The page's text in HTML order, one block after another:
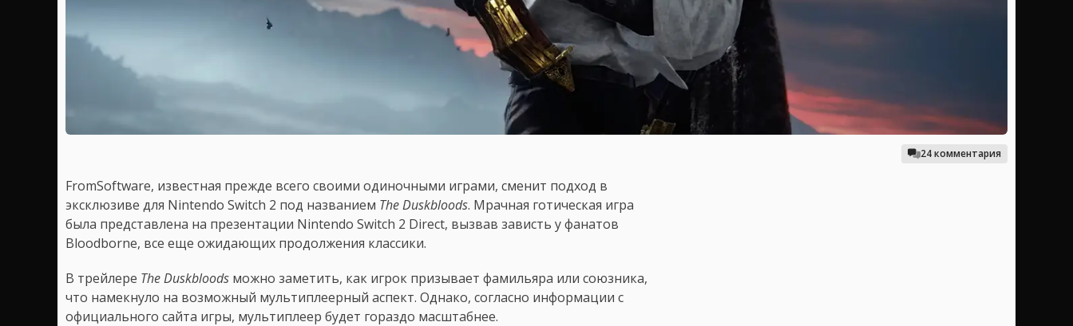
24 комментария
FromSoftware, известная прежде всего своими одиночными играми, сменит подход в
эксклюзиве для Nintendo Switch 2 под названием The Duskbloods. Мрачная готическая игра
была представлена на презентации Nintendo Switch 2 Direct, вызвав зависть у фанатов
Bloodborne, все еще ожидающих продолжения классики.
В трейлере The Duskbloods можно заметить, как игрок призывает фамильяра или союзника,
что намекнуло на возможный мультиплеерный аспект. Однако, согласно информации с
официального сайта игры, мультиплеер будет гораздо масштабнее.